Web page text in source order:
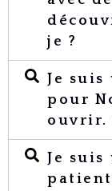
je ?
Je suis
pour
ouvrir.
Je